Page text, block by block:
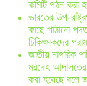
কমিটি গঠন করা
ভারতের উপ-
কাছে পাঠানো
চিকিৎসকদের
জাতীয় নাগরিক
মরদেহ
করা হয়েছে বলে